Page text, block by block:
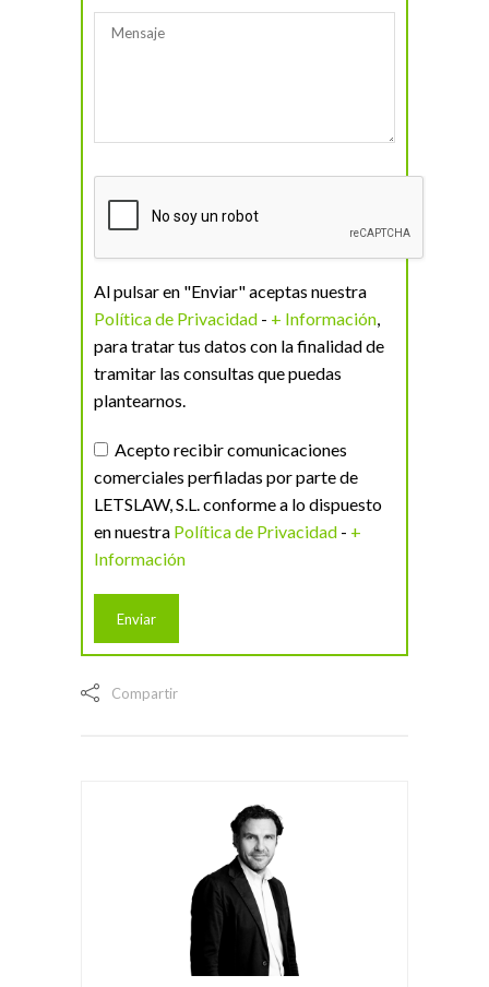
Al pulsar en "Enviar" aceptas nuestra
Política de Privacidad - + Información,
para tratar tus datos con la finalidad de
tramitar las consultas que puedas
plantearnos.
Acepto recibir comunicaciones
comerciales perfiladas por parte de
LETSLAW, S.L. conforme a lo dispuesto
en nuestra Política de Privacidad - +
Información
Compartir